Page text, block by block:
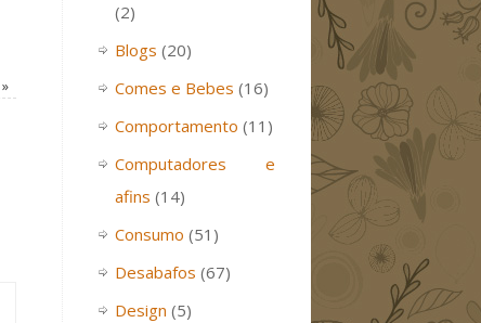
»
(2)
Blogs (20)
Comes e Bebes (16)
Comportamento (11)
Computadores e
afins (14)
Consumo (51)
Desabafos (67)
Design (5)